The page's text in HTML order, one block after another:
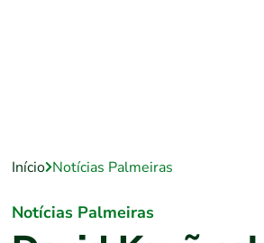
Início Notícias Palmeiras
Notícias Palmeiras